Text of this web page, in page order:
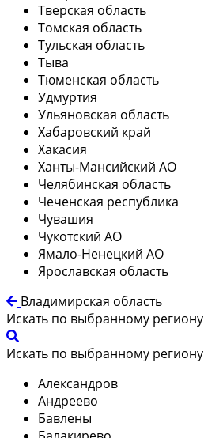
Тверская область
Томская область
Тульская область
Тыва
Тюменская область
Удмуртия
Ульяновская область
Хабаровский край
Хакасия
Ханты-Мансийский АО
Челябинская область
Чеченская республика
Чувашия
Чукотский АО
Ямало-Ненецкий АО
Ярославская область
Владимирская область
Искать по выбранному региону
Искать по выбранному региону
Александров
Андреево
Бавлены